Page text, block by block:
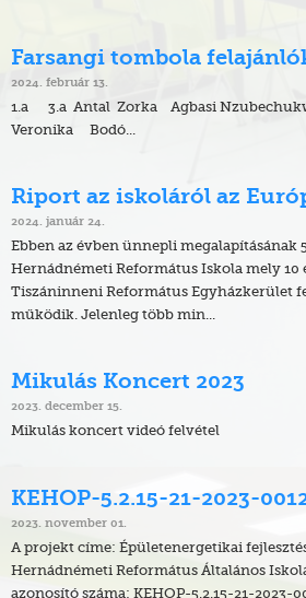
Farsangi tombola
2024. február 13.
1.a 3.a Antal Zorka Agbasi
Veronika Bodó...
Riport az iskoláról az
2024. január 24.
Ebben az évben ünnepli megalapításának
Hernádnémeti Református Iskola mely 10
Tiszáninneni Református Egyházkerület
működik. Jelenleg több min...
Mikulás Koncert 2023
2023. december 15.
Mikulás koncert videó felvétel
KEHOP-5.2.15-21-2023-
2023. november 01.
A projekt címe: Épületenergetikai
Hernádnémeti Református Általános
azonosító száma: KEHOP-5.2.15-21-2023-